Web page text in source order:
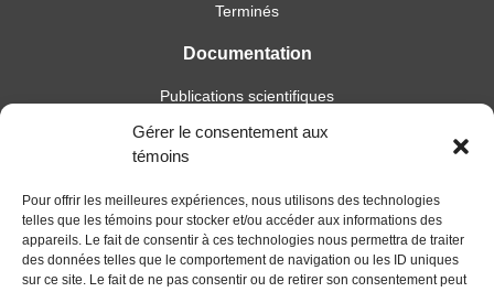
Gérer le consentement aux
témoins
Pour offrir les meilleures expériences, nous utilisons des technologies
telles que les témoins pour stocker et/ou accéder aux informations des
appareils. Le fait de consentir à ces technologies nous permettra de traiter
des données telles que le comportement de navigation ou les ID uniques
sur ce site. Le fait de ne pas consentir ou de retirer son consentement peut
Terminés
Documentation
Publications scientifiques
Soutien à l’intervention
Essais, mémoires et thèses
Activités
Blogue